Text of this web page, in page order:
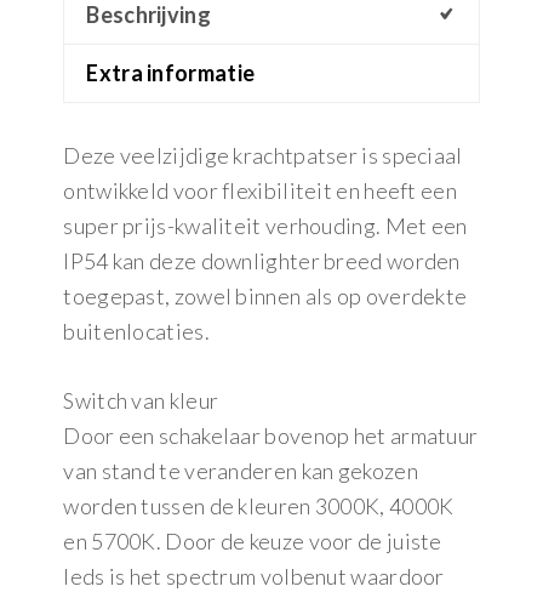
Beschrijving
Extra informatie
Deze veelzijdige krachtpatser is speciaal
ontwikkeld voor flexibiliteit en heeft een
super prijs-kwaliteit verhouding. Met een
IP54 kan deze downlighter breed worden
toegepast, zowel binnen als op overdekte
buitenlocaties.
Switch van kleur
Door een schakelaar bovenop het armatuur
van stand te veranderen kan gekozen
worden tussen de kleuren 3000K, 4000K
en 5700K. Door de keuze voor de juiste
leds is het spectrum volbenut waardoor